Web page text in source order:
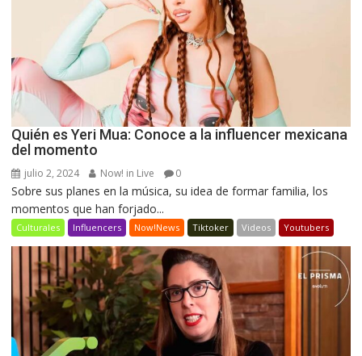
Quién es Yeri Mua: Conoce a la influencer mexicana
del momento
julio 2, 2024 Now! in Live 0
Sobre sus planes en la música, su idea de formar familia, los
momentos que han forjado...
Culturales Influencers Now!News Tiktoker Videos Youtubers